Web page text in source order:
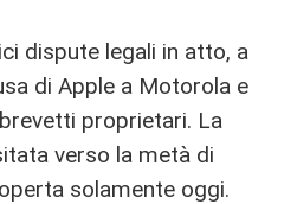
dispute legali in atto, a
di Apple a Motorola e
proprietari. La
verso la metà di
solamente oggi.